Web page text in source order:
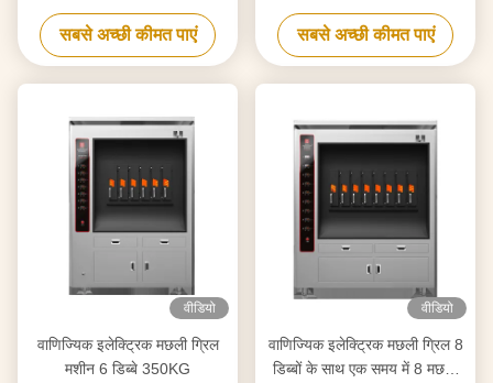
सबसे अच्छी कीमत पाएं सबसे अच्छी कीमत पाएं
वीडियो
वाणिज्यिक इलेक्ट्रिक मछली ग्रिल
मशीन 6 डिब्बे 350KG
वीडियो
वाणिज्यिक इलेक्ट्रिक मछली ग्रिल 8
डिब्बों के साथ एक समय में 8 मछली